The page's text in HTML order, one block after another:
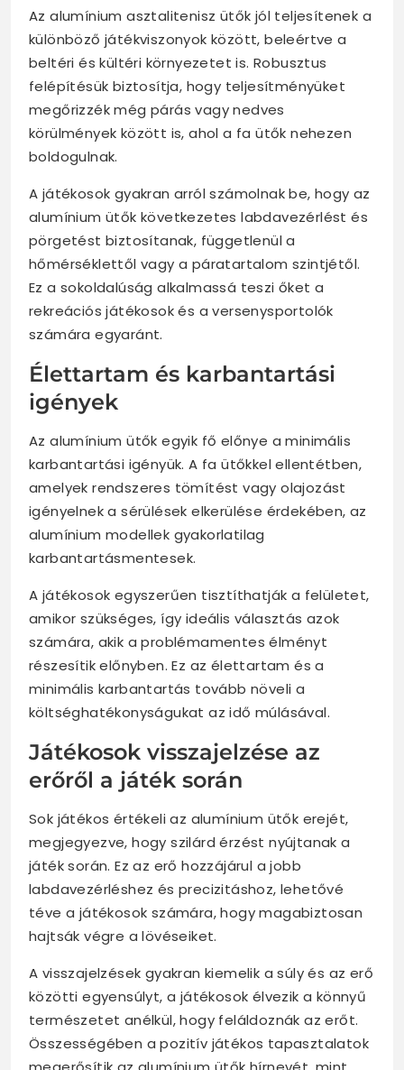
Az alumínium asztalitenisz ütők jól teljesítenek a
különböző játékviszonyok között, beleértve a
beltéri és kültéri környezetet is. Robusztus
felépítésük biztosítja, hogy teljesítményüket
megőrizzék még párás vagy nedves
körülmények között is, ahol a fa ütők nehezen
boldogulnak.
A játékosok gyakran arról számolnak be, hogy az
alumínium ütők következetes labdavezérlést és
pörgetést biztosítanak, függetlenül a
hőmérséklettől vagy a páratartalom szintjétől.
Ez a sokoldalúság alkalmassá teszi őket a
rekreációs játékosok és a versenysportolók
számára egyaránt.
Élettartam és karbantartási
igények
Az alumínium ütők egyik fő előnye a minimális
karbantartási igényük. A fa ütőkkel ellentétben,
amelyek rendszeres tömítést vagy olajozást
igényelnek a sérülések elkerülése érdekében, az
alumínium modellek gyakorlatilag
karbantartásmentesek.
A játékosok egyszerűen tisztíthatják a felületet,
amikor szükséges, így ideális választás azok
számára, akik a problémamentes élményt
részesítik előnyben. Ez az élettartam és a
minimális karbantartás tovább növeli a
költséghatékonyságukat az idő múlásával.
Játékosok visszajelzése az
erőről a játék során
Sok játékos értékeli az alumínium ütők erejét,
megjegyezve, hogy szilárd érzést nyújtanak a
játék során. Ez az erő hozzájárul a jobb
labdavezérléshez és precizitáshoz, lehetővé
téve a játékosok számára, hogy magabiztosan
hajtsák végre a lövéseiket.
A visszajelzések gyakran kiemelik a súly és az erő
közötti egyensúlyt, a játékosok élvezik a könnyű
természetet anélkül, hogy feláldoznák az erőt.
Összességében a pozitív játékos tapasztalatok